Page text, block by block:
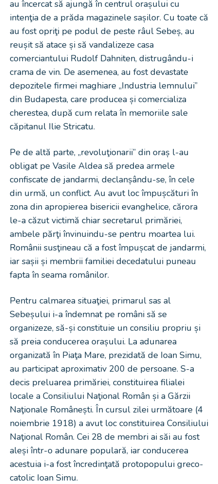
au încercat să ajungă în centrul orașului cu
intenţia de a prăda magazinele sașilor. Cu toate că
au fost opriţi pe podul de peste râul Sebeș, au
reușit să atace și să vandalizeze casa
comerciantului Rudolf Dahniten, distrugându-i
crama de vin. De asemenea, au fost devastate
depozitele firmei maghiare „Industria lemnului”
din Budapesta, care producea și comercializa
cherestea, după cum relata în memoriile sale
căpitanul Ilie Stricatu.
Pe de altă parte, „revoluţionarii” din oraș l-au
obligat pe Vasile Aldea să predea armele
confiscate de jandarmi, declanșându-se, în cele
din urmă, un conflict. Au avut loc împușcături în
zona din apropierea bisericii evanghelice, cărora
le-a căzut victimă chiar secretarul primăriei,
ambele părţi învinuindu-se pentru moartea lui.
Românii susţineau că a fost împușcat de jandarmi,
iar sașii și membrii familiei decedatului puneau
fapta în seama românilor.
Pentru calmarea situaţiei, primarul sas al
Sebeșului i-a îndemnat pe români să se
organizeze, să-și constituie un consiliu propriu și
să preia conducerea orașului. La adunarea
organizată în Piaţa Mare, prezidată de Ioan Simu,
au participat aproximativ 200 de persoane. S-a
decis preluarea primăriei, constituirea filialei
locale a Consiliului Naţional Român și a Gărzii
Naţionale Românești. În cursul zilei următoare (4
noiembrie 1918) a avut loc constituirea Consiliului
Naţional Român. Cei 28 de membri ai săi au fost
aleși într-o adunare populară, iar conducerea
acestuia i-a fost încredinţată protopopului greco-
catolic Ioan Simu.